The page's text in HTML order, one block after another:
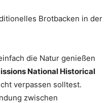
Brotbacken in der
die Natur genießen
National Historical
verpassen solltest.
zwischen